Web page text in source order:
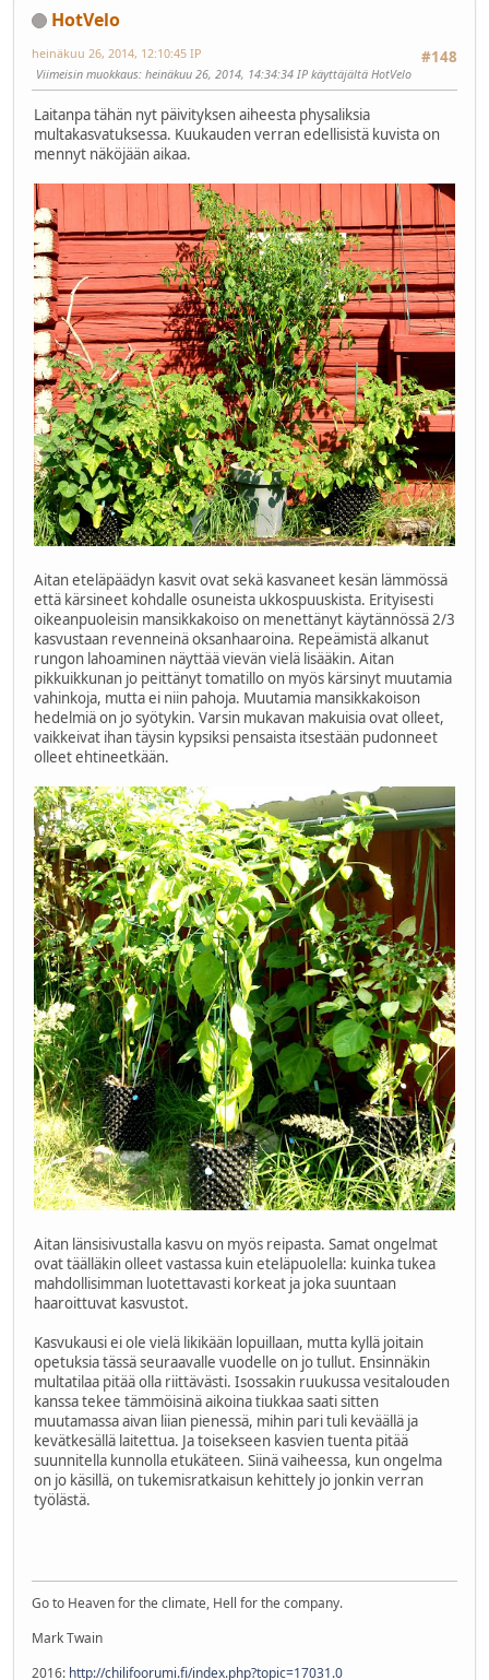
HotVelo
#148
heinäkuu 26, 2014, 12:10:45 IP
Viimeisin muokkaus: heinäkuu 26, 2014, 14:34:34 IP käyttäjältä HotVelo
Laitanpa tähän nyt päivityksen aiheesta physaliksia
multakasvatuksessa. Kuukauden verran edellisistä kuvista on
mennyt näköjään aikaa.
Aitan eteläpäädyn kasvit ovat sekä kasvaneet kesän lämmössä
että kärsineet kohdalle osuneista ukkospuuskista. Erityisesti
oikeanpuoleisin mansikkakoiso on menettänyt käytännössä 2/3
kasvustaan revenneinä oksanhaaroina. Repeämistä alkanut
rungon lahoaminen näyttää vievän vielä lisääkin. Aitan
pikkuikkunan jo peittänyt tomatillo on myös kärsinyt muutamia
vahinkoja, mutta ei niin pahoja. Muutamia mansikkakoison
hedelmiä on jo syötykin. Varsin mukavan makuisia ovat olleet,
vaikkeivat ihan täysin kypsiksi pensaista itsestään pudonneet
olleet ehtineetkään.
Aitan länsisivustalla kasvu on myös reipasta. Samat ongelmat
ovat täälläkin olleet vastassa kuin eteläpuolella: kuinka tukea
mahdollisimman luotettavasti korkeat ja joka suuntaan
haaroittuvat kasvustot.
Kasvukausi ei ole vielä likikään lopuillaan, mutta kyllä joitain
opetuksia tässä seuraavalle vuodelle on jo tullut. Ensinnäkin
multatilaa pitää olla riittävästi. Isossakin ruukussa vesitalouden
kanssa tekee tämmöisinä aikoina tiukkaa saati sitten
muutamassa aivan liian pienessä, mihin pari tuli keväällä ja
kevätkesällä laitettua. Ja toisekseen kasvien tuenta pitää
suunnitella kunnolla etukäteen. Siinä vaiheessa, kun ongelma
on jo käsillä, on tukemisratkaisun kehittely jo jonkin verran
työlästä.
Go to Heaven for the climate, Hell for the company.
Mark Twain
2016: http://chilifoorumi.fi/index.php?topic=17031.0